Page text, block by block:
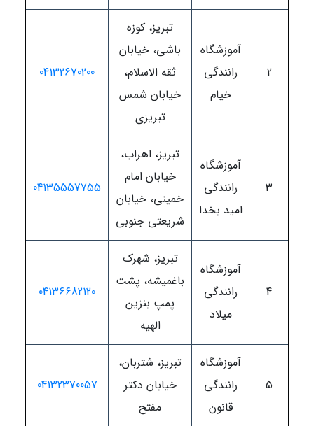
2
آموزشگاه
رانندگی
خیام
تبریز، کوزه
باشی، خیابان
ثقه الاسلام،
خیابان شمس
تبریزی
04132670200
3
آموزشگاه
رانندگی
امید بخدا
تبریز، اهراب،
خیابان امام
خمینی، خیابان
شریعتی جنوبی
04135557755
4
آموزشگاه
رانندگی
میلاد
تبریز، شهرک
باغمیشه، پشت
پمپ بنزین
الهیه
04136682120
5
آموزشگاه
رانندگی
قانون
تبریز، شتربان،
خیابان دکتر
مفتح
04132370057